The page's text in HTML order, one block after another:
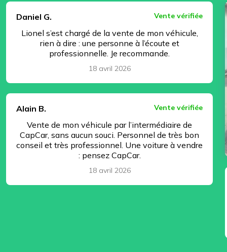
Daniel G.
Vente vérifiée
Lionel s’est chargé de la vente de mon véhicule,
rien à dire : une personne à l’écoute et
professionnelle. Je recommande.
18 avril 2026
Alain B. Vente vérifiée
Vente de mon véhicule par l’intermédiaire de
CapCar, sans aucun souci. Personnel de très bon
conseil et très professionnel. Une voiture à vendre
: pensez CapCar.
18 avril 2026